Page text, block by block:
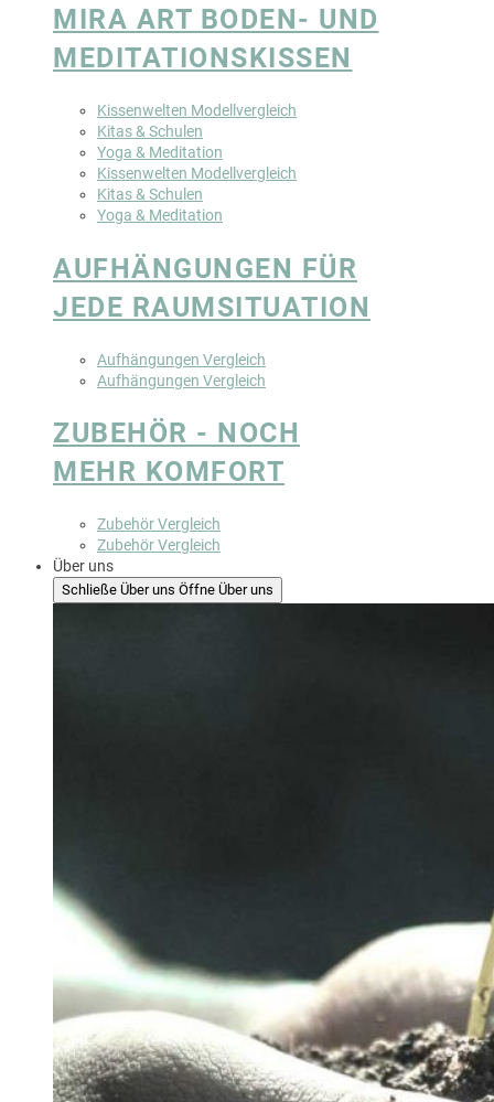
MIRA ART BODEN- UND
MEDITATIONSKISSEN
Kissenwelten Modellvergleich
Kitas & Schulen
Yoga & Meditation
Kissenwelten Modellvergleich
Kitas & Schulen
Yoga & Meditation
AUFHÄNGUNGEN FÜR
JEDE RAUMSITUATION
Aufhängungen Vergleich
Aufhängungen Vergleich
ZUBEHÖR - NOCH
MEHR KOMFORT
Zubehör Vergleich
Zubehör Vergleich
Über uns
Schließe Über uns Öffne Über uns